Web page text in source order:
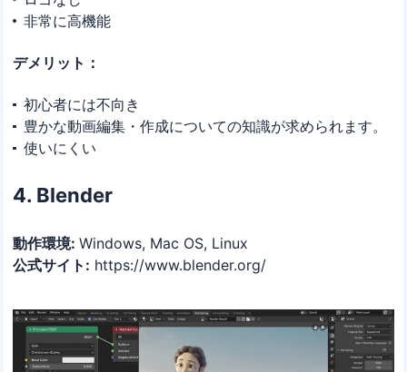
非常に高機能
デメリット：
初心者には不向き
豊かな動画編集・作成についての知識が求められます。
使いにくい
4. Blender
動作環境:Windows, Mac OS, Linux
公式サイト: https://www.blender.org/